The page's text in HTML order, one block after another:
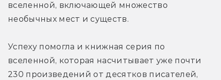
вселенной, включающей множество
необычных мест и существ.
Успеху помогла и книжная серия по
вселенной, которая насчитывает уже почти
230 произведений от десятков писателей,